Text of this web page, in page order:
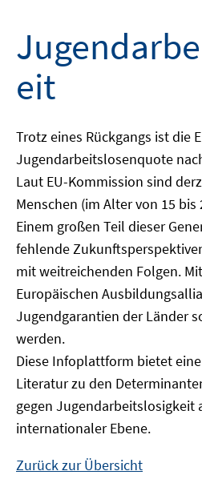
eit
Trotz eines Rückgangs ist die
Jugendarbeitslosenquote
Laut EU-Kommission sind
Menschen (im Alter von 15
Einem großen Teil dieser
fehlende
mit weitreichenden Folgen.
Europäischen
Jugendgarantien der Länder
werden.
Diese Infoplattform bietet
Literatur zu den
gegen Jugendarbeitslosigkeit
internationaler Ebene.
Zurück zur Übersicht